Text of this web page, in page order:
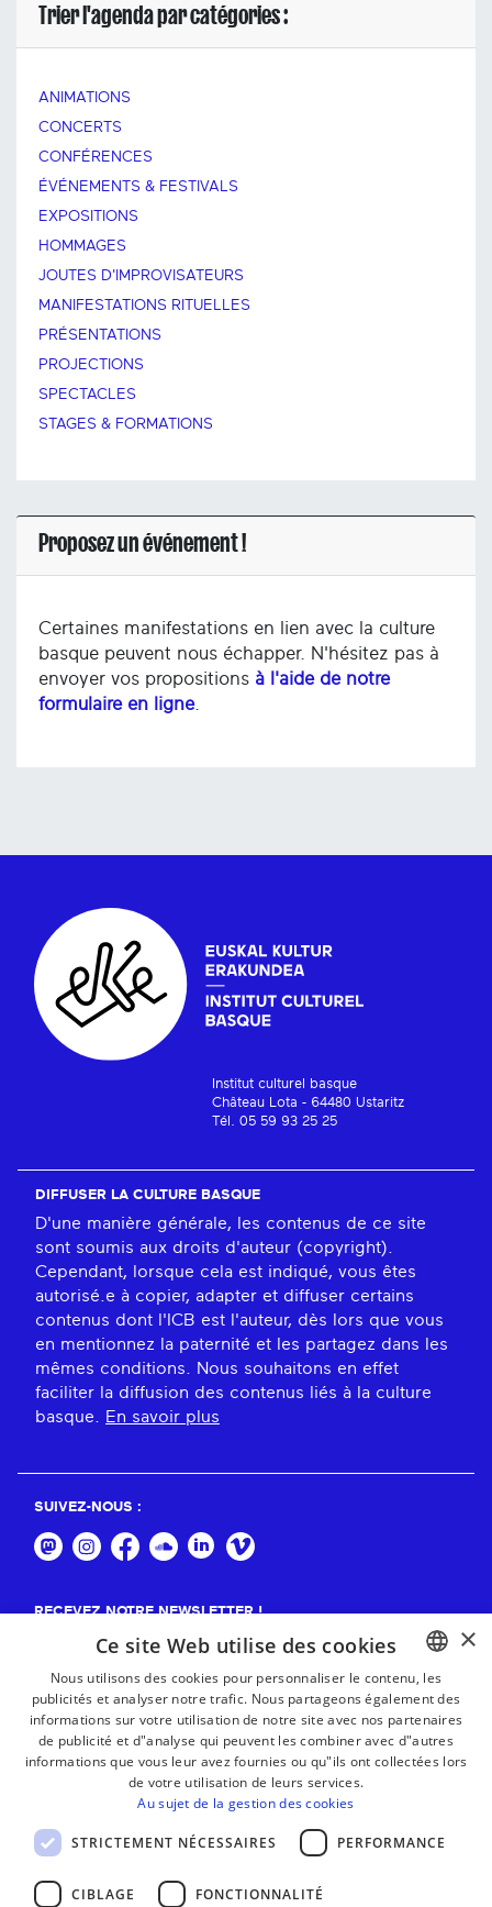
Trier l'agenda par catégories :
ANIMATIONS
CONCERTS
CONFÉRENCES
ÉVÉNEMENTS & FESTIVALS
EXPOSITIONS
HOMMAGES
JOUTES D'IMPROVISATEURS
MANIFESTATIONS RITUELLES
PRÉSENTATIONS
PROJECTIONS
SPECTACLES
STAGES & FORMATIONS
Proposez un événement !
Certaines manifestations en lien avec la culture
basque peuvent nous échapper. N'hésitez pas à
envoyer vos propositions à l'aide de notre
formulaire en ligne.
Institut culturel basque
Château Lota - 64480 Ustaritz
Tél. 05 59 93 25 25
DIFFUSER LA CULTURE BASQUE
D'une manière générale, les contenus de ce site
sont soumis aux droits d'auteur (copyright).
Cependant, lorsque cela est indiqué, vous êtes
autorisé.e à copier, adapter et diffuser certains
contenus dont l'ICB est l'auteur, dès lors que vous
en mentionnez la paternité et les partagez dans les
mêmes conditions. Nous souhaitons en effet
faciliter la diffusion des contenus liés à la culture
basque.
En savoir plus
SUIVEZ-NOUS :
RECEVEZ NOTRE NEWSLETTER !
BASQUE
FRENCH
×
Ce site Web utilise des cookies
Nous utilisons des cookies pour personnaliser le contenu, les
publicités et analyser notre trafic. Nous partageons également des
informations sur votre utilisation de notre site avec nos partenaires
de publicité et d"analyse qui peuvent les combiner avec d"autres
informations que vous leur avez fournies ou qu"ils ont collectées lors
de votre utilisation de leurs services.
Au sujet de la gestion des cookies
STRICTEMENT NÉCESSAIRES PERFORMANCE
CIBLAGE FONCTIONNALITÉ